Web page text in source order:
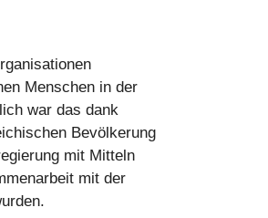
Menschen in der
war das dank
Bevölkerung
mit Mitteln
mit der